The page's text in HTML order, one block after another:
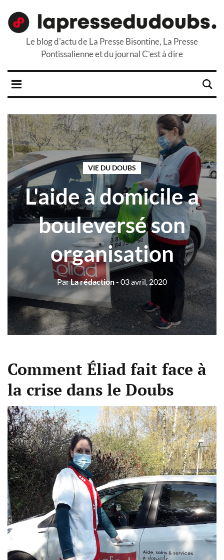
Le blog d'actu de La Presse Bisontine, La Presse
Pontissalienne et du journal C'est à dire
VIE DU DOUBS
L'aide à domicile a
bouleversé son
organisation
ParLa rédaction- 03 avril, 2020
Comment Éliad fait face à
la crise dans le Doubs